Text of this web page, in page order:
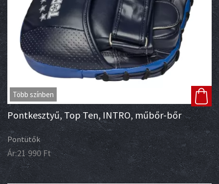
Több színben
Pontkesztyű, Top Ten, INTRO, műbőr-bőr
Pontütők
Ár:21 990Ft